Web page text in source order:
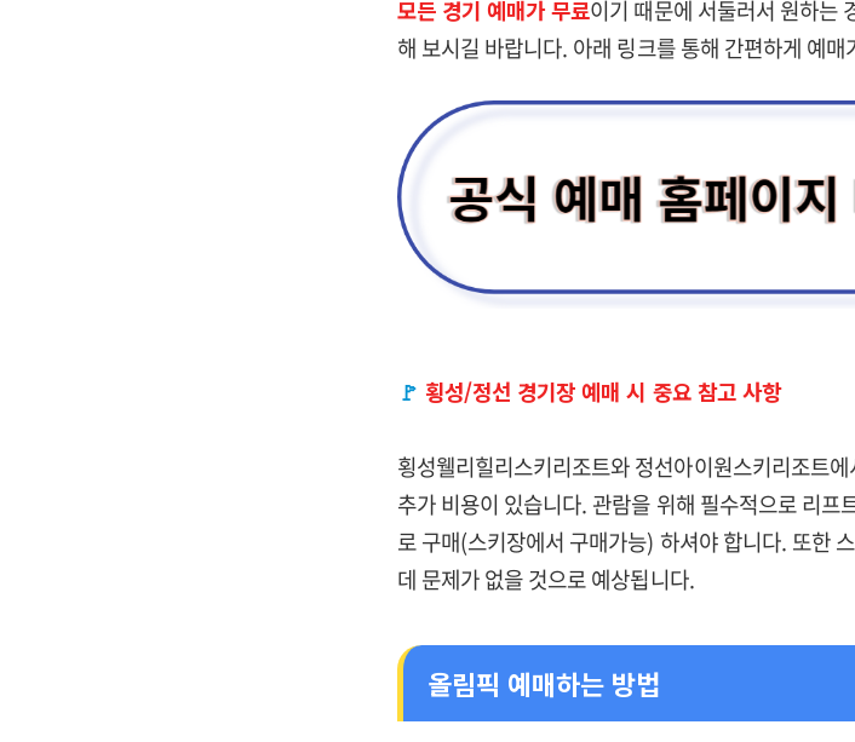
모든 경기 예매가 무료이기 때문에 서둘러서 원하는
해 보시길 바랍니다. 아래 링크를 통해 간편하게 예매
🚩 횡성/정선 경기장 예매 시 중요 참고 사항
횡성웰리힐리스키리조트와 정선아이원스키리조트
추가 비용이 있습니다. 관람을 위해 필수적으로 리
로 구매(스키장에서 구매가능) 하셔야 합니다. 또한
데 문제가 없을 것으로 예상됩니다.
올림픽 예매하는 방법